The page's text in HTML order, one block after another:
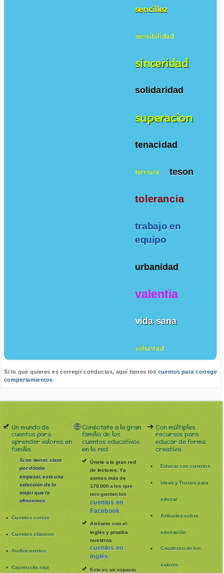
sencillez
sensibilidad
sinceridad
solidaridad
superacion
tenacidad
ternura teson
tolerancia
trabajo en
equipo
urbanidad
valentia
vida sana
voluntad
Si lo que quieres es corregir conductas, aquí tienes los cuentos para corregir
comportamientos
Un mundo de
cuentos para
aprender valores en
familia.
Si no tienes claro
por dónde
empezar, esta una
selección de lo
mejor que te
ofrecemos
Cuentos cortos
Cuentos clásicos
Audiocuentos
Caperucita roja
Conéctate a la gran
familia de los
cuentos educativos
en la red
Únete a la gran red
de lectores. Ya
somos más de
170.000 a los que
nos gustan los
cuentos en
Facebook
Atrévete con el
inglés y prueba
nuestros
cuentos en
inglés
Este es un espacio
Con múltiples
recursos para
educar de forma
creativa
Educar con cuentos
Ideas y Trucos para
educar
Artículos sobre
educación
Cuaderno de los
valores